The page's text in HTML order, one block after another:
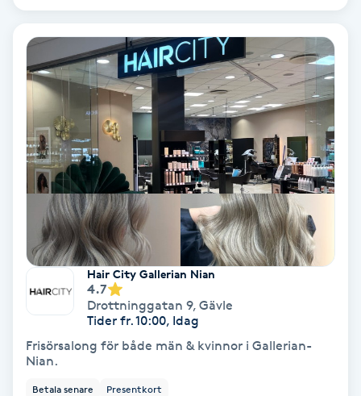
Damklippning
Dermapen
Diamantslipning
Enzympeeling
Extensions
Extensions borttagning
Eyeliner-tatuering
Hair City Gallerian Nian
4.7
Drottninggatan 9, Gävle
Tider fr. 10:00, Idag
Frisörsalong för både män & kvinnor i Gallerian-
Nian.
Betala senare Presentkort